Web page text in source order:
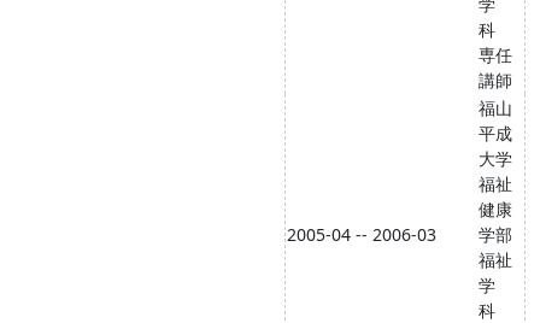
科
専任
講師
2005-04 -- 2006-03
福山
平成
大学
福祉
健康
学部
福祉
学
科